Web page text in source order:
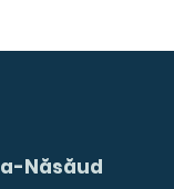
Năsăud